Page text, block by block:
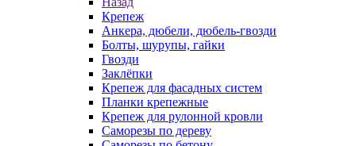
Крепеж
Анкера, дюбели, дюбель-гвозди
Болты, шурупы, гайки
Гвозди
Заклёпки
Крепеж для фасадных систем
Планки крепежные
Крепеж для рулонной кровли
Саморезы по дереву